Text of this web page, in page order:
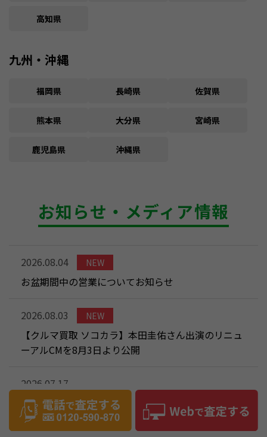
高知県
九州・沖縄
福岡県 長崎県 佐賀県
熊本県 大分県 宮崎県
鹿児島県 沖縄県
お知らせ・メディア情報
2026.08.04 NEW
お盆期間中の営業についてお知らせ
2026.08.03 NEW
【クルマ買取 ソコカラ】本田圭佑さん出演のリニュ
ーアルCMを8月3日より公開
2026.07.17
【メディア掲載】CTV「PUSH！」にてソコカラが紹
介されました！